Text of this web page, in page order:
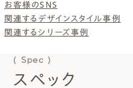
お客様のSNS
関連するデザインスタイル事例
関連するシリーズ事例
( Spec )
スペック